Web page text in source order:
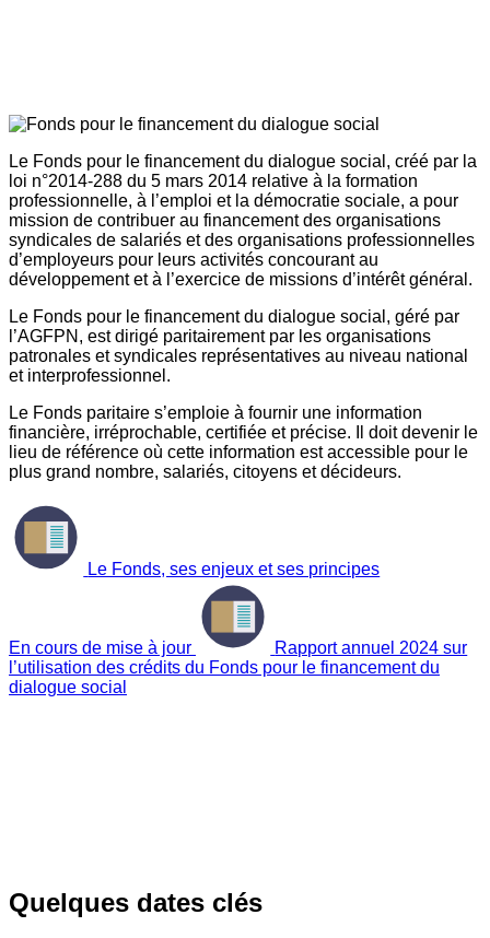
Le Fonds pour le financement du dialogue social, créé par la
loi n°2014-288 du 5 mars 2014 relative à la formation
professionnelle, à l’emploi et la démocratie sociale, a pour
mission de contribuer au financement des organisations
syndicales de salariés et des organisations professionnelles
d’employeurs pour leurs activités concourant au
développement et à l’exercice de missions d’intérêt général.
Le Fonds pour le financement du dialogue social, géré par
l’AGFPN, est dirigé paritairement par les organisations
patronales et syndicales représentatives au niveau national
et interprofessionnel.
Le Fonds paritaire s’emploie à fournir une information
financière, irréprochable, certifiée et précise. Il doit devenir le
lieu de référence où cette information est accessible pour le
plus grand nombre, salariés, citoyens et décideurs.
Le Fonds, ses enjeux et ses principes
En cours de mise à jour
Rapport annuel 2024 sur
l’utilisation des crédits du Fonds pour le financement du
dialogue social
Quelques dates clés